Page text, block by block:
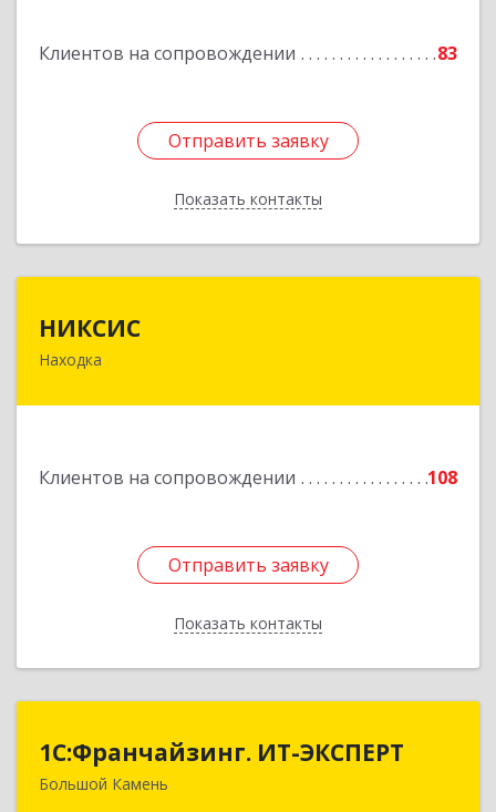
Клиентов на сопровождении 83
Отправить заявку
Показать контакты
Подробнее
Отправить заявку
Назад
НИКСИС
Находка
Клиентов на сопровождении 108
Отправить заявку
Показать контакты
Отправить заявку
Назад
1С:Франчайзинг. ИТ-ЭКСПЕРТ
Большой Камень
1С:Франчайзинг. ИТ-ЭКСПЕРТ
692806, Приморский край, Большой Камень г,